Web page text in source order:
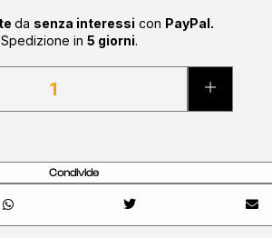
da senza interessi con PayPal.
Spedizione in 5 giorni.
Condivide